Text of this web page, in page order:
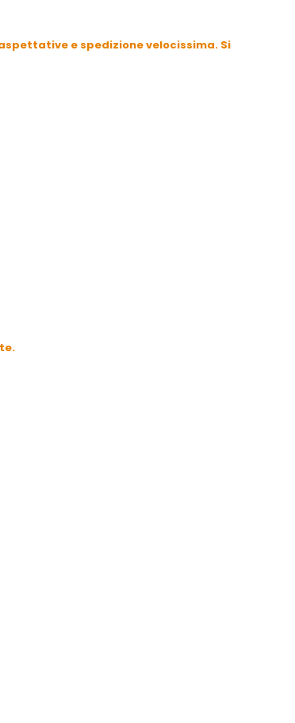
e spedizione velocissima. Si